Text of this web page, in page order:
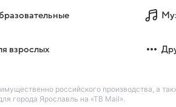
взрослых
российского производства, а
города Ярославль на «ТВ Mail».